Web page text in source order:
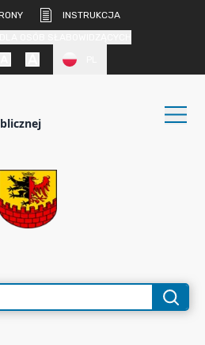
INSTRUKCJA